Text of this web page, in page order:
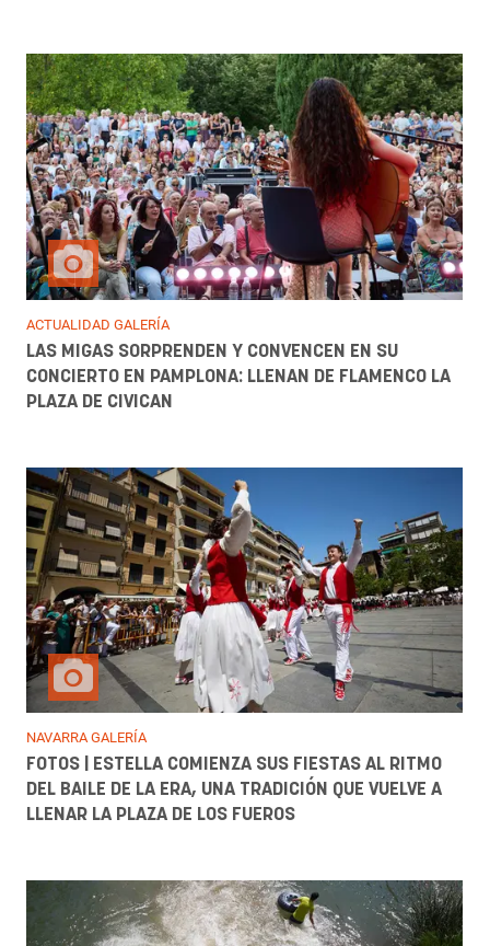
ACTUALIDAD GALERÍA
LAS MIGAS SORPRENDEN Y CONVENCEN EN SU
CONCIERTO EN PAMPLONA: LLENAN DE FLAMENCO LA
PLAZA DE CIVICAN
NAVARRA GALERÍA
FOTOS | ESTELLA COMIENZA SUS FIESTAS AL RITMO
DEL BAILE DE LA ERA, UNA TRADICIÓN QUE VUELVE A
LLENAR LA PLAZA DE LOS FUEROS